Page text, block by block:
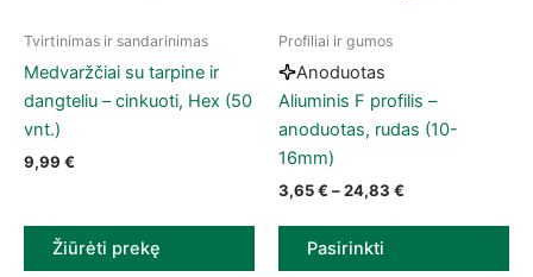
Tvirtinimas ir sandarinimas
Medvaržčiai su tarpine ir
dangteliu – cinkuoti, Hex (50
vnt.)
9,99 €
Žiūrėti prekę
Profiliai ir gumos
Aliuminis F profilis –
anoduotas, rudas (10-
16mm)
Anoduotas
3,65€ –24,83 €
Pasirinkti
This product has multiple